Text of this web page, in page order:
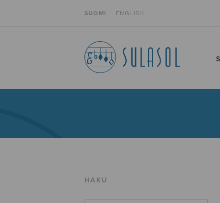
SUOMI ENGLISH
HAKU